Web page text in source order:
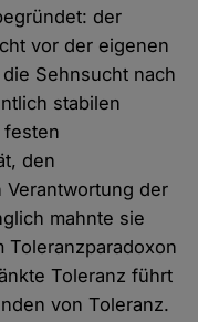
der
vor der eigenen
Sehnsucht nach
stabilen
festen
den
der
mahnte sie
Toleranzparadoxon
Toleranz führt
von Toleranz.